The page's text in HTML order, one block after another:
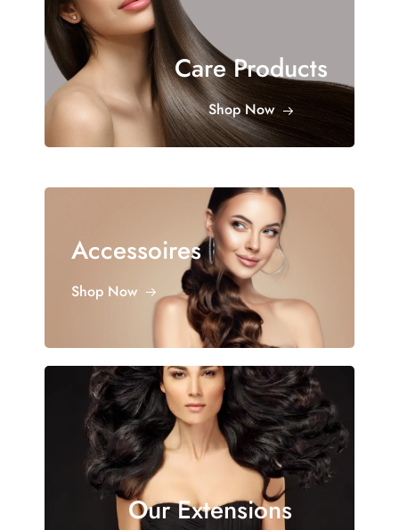
Care Products
Shop Now
Accessoires
Shop Now
Our Extensions